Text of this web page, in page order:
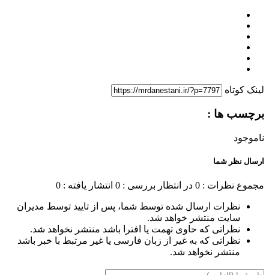
لینک کوتاه
برچسب ها :
ناموجود
ارسال نظر شما
مجموع نظرات : 0 در انتظار بررسی : 0 انتشار یافته : 0
نظرات ارسال شده توسط شما، پس از تایید توسط مدیران
سایت منتشر خواهد شد.
نظراتی که حاوی تهمت یا افترا باشد منتشر نخواهد شد.
نظراتی که به غیر از زبان فارسی یا غیر مرتبط با خبر باشد
منتشر نخواهد شد.